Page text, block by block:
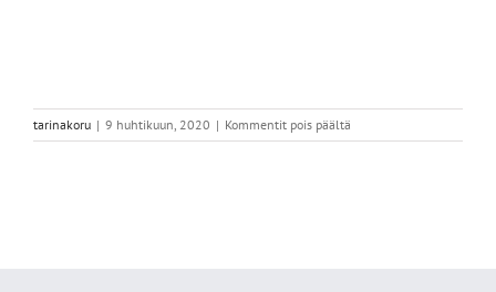
tarinakoru | 9 huhtikuun, 2020 | Kommentit pois päältä
18DDC739-